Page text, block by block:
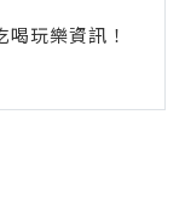
玩樂資訊！